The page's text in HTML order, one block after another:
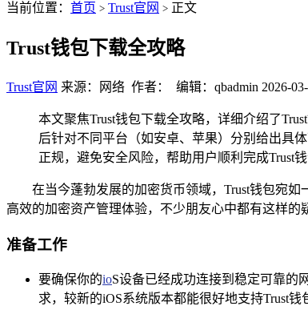
当前位置： 首页 > Trust官网 > 正文
Trust钱包下载全攻略
Trust官网 来源：网络 作者： 编辑：qbadmin 2026-
本文聚焦Trust钱包下载全攻略，详细介绍了
后针对不同平台（如安卓、苹果）分别给出具
正规，避免安全风险，帮助用户顺利完成Trust钱
在当今蓬勃发展的加密货币领域，Trust钱包宛
高效的加密资产管理体验，不少朋友心中都有这样的
准备工作
要确保你的ioS设备已经成功连接到稳定可靠的
求，较新的iOS系统版本都能很好地支持Trust